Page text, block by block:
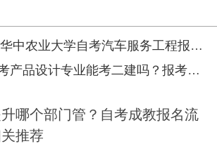
农业大学自考汽车服务工程报名入口在哪查看？
设计专业能考二建吗？报考条件全解析来了！
哪个部门管？自考成教报名流
推荐